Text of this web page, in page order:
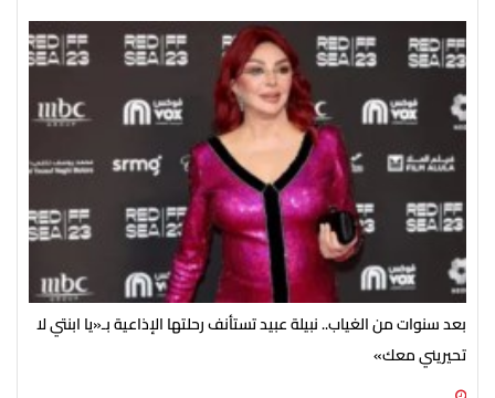
بعد سنوات من الغياب.. نبيلة عبيد تستأنف رحلتها الإذاعية بـ«يا ابنتي لا
تحيريني معك»